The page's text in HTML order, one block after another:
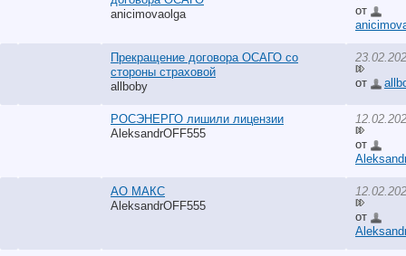
anicimovaolga
от
Прекращение договора ОСАГО со
стороны страховой
allboby
от
РОСЭНЕРГО лишили лицензии
AleksandrOFF555
от
АО МАКС
AleksandrOFF555
от